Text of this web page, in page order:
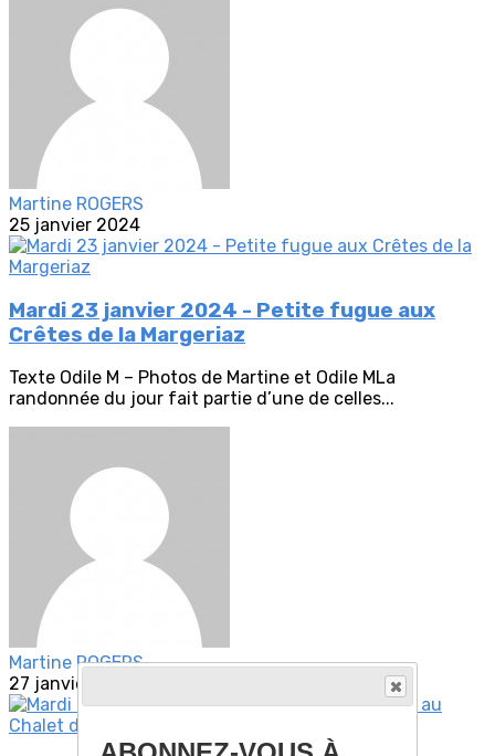
Martine ROGERS
25 janvier 2024
Mardi 23 janvier 2024 - Petite fugue aux
Crêtes de la Margeriaz
Texte Odile M – Photos de Martine et Odile MLa
randonnée du jour fait partie d’une de celles...
Martine ROGERS
27 janvier 2024